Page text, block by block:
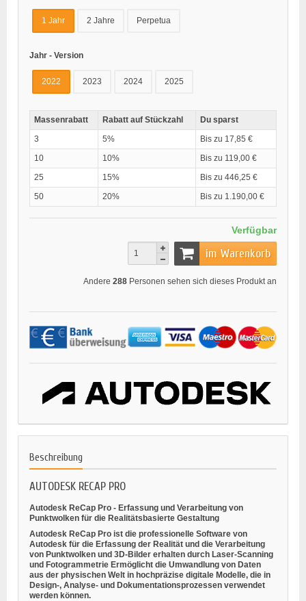
1 Jahr 2 Jahre Perpetua
Jahr - Version
2022 2023 2024 2025
Massenrabatt Rabatt auf Stückzahl
Du sparst
3
5%
Bis zu 17,85 €
10
10%
Bis zu 119,00 €
25
15%
Bis zu 446,25 €
50
20% Bis zu 1.190,00 €
Verfügbar
im Warenkorb
Andere 288 Personen sehen sich dieses Produkt an
Beschreibung
AUTODESK RECAP PRO
Autodesk ReCap Pro - Erfassung und Verarbeitung von
Punktwolken für die Realitätsbasierte Gestaltung
Autodesk ReCap Pro ist die professionelle Software von
Autodesk für die Erfassung der Realität und die Verarbeitung
von Punktwolken und 3D-Bilder erhalten durch Laser-Scanning
und Fotogrammetrie Ermöglicht die Umwandlung von Daten
aus der physischen Welt in hochpräzise digitale Modelle, die in
Design-, Analyse- und Dokumentationsprozessen verwendet
werden können.